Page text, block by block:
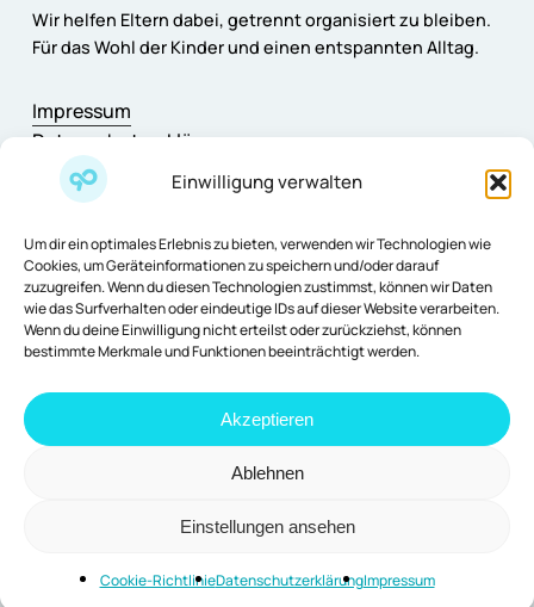
Einwilligung verwalten
Um dir ein optimales Erlebnis zu bieten, verwenden wir Technologien wie
Cookies, um Geräteinformationen zu speichern und/oder darauf
zuzugreifen. Wenn du diesen Technologien zustimmst, können wir Daten
wie das Surfverhalten oder eindeutige IDs auf dieser Website verarbeiten.
Wenn du deine Einwilligung nicht erteilst oder zurückziehst, können
bestimmte Merkmale und Funktionen beeinträchtigt werden.
Akzeptieren
Ablehnen
Einstellungen ansehen
Cookie-RichtlinieDatenschutzerklärungImpressum
Wir helfen Eltern dabei, getrennt organisiert zu bleiben.
Für das Wohl der Kinder und einen entspannten Alltag.
Impressum
Datenschutzerklärung
AGB
Cookie-Richtlinie
Fragen & Antworten
Changelog
©2026. All rights reserved.
Subscribe